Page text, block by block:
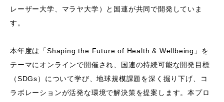
レーザー大学、マラヤ大学）と国連が共同で開発していま
す。
本年度は「Shaping the Future of Health & Wellbeing」を
テーマにオンラインで開催され、国連の持続可能な開発目標
（SDGs）について学び、地球規模課題を深く掘り下げ、コ
ラボレーションが活発な環境で解決策を提案します。本プロ